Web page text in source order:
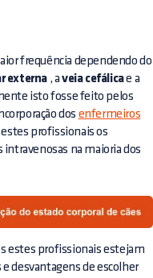
frequência dependendo do
externa , aveia cefálicae a
isto fosse feito pelos
dos enfermeiros
profissionais os
intravenosas na maioria dos
estes profissionais estejam
desvantagens de escolher